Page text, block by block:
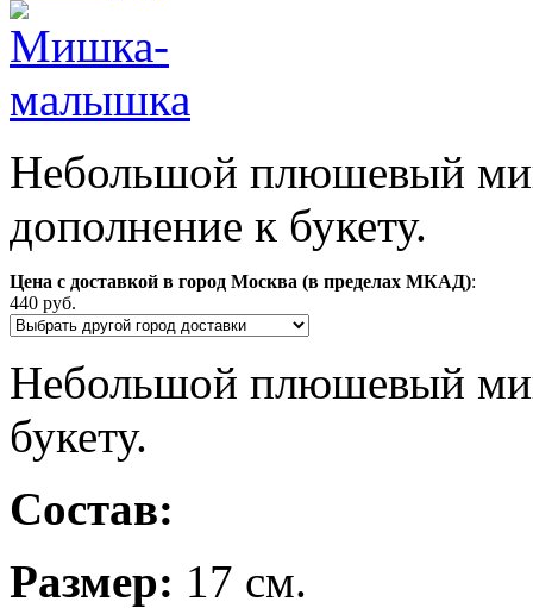
Небольшой плюшевый
дополнение к букету.
Цена с доставкой в город Москва (в пределах МКАД):
440 руб.
Небольшой плюшевый
букету.
Состав:
Размер: 17 см.